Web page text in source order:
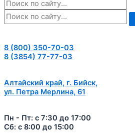
8 (800) 350-70-03
8 (3854) 77-77-03
Алтайский край, г. Бийск,
ул. Петра Мерлина, 61
Пн - Пт: с 7:30 до 17:00
Сб: с 8:00 до 15:00